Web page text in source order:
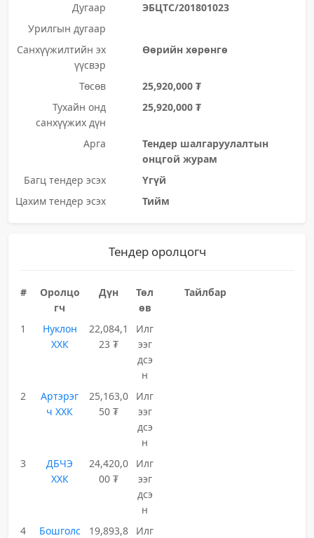
Дугаар
ЭБЦТС/201801023
Урилгын дугаар
Санхүүжилтийн эх
үүсвэр
Өөрийн хөрөнгө
Төсөв
25,920,000 ₮
Тухайн онд
санхүүжих дүн
25,920,000 ₮
Арга
Тендер шалгаруулалтын
онцгой журам
Багц тендер эсэх
Үгүй
Цахим тендер эсэх
Тийм
Тендер оролцогч
#
Оролцо
гч
Дүн
Төл
өв
Тайлбар
1
Нуклон
ХХК
22,084,1
23 ₮
Илг
ээг
дсэ
н
2
Артэрэг
ч ХХК
25,163,0
50 ₮
Илг
ээг
дсэ
н
3
ДБЧЭ
ХХК
24,420,0
00 ₮
Илг
ээг
дсэ
н
4
Бошголс
19,893,8
Илг